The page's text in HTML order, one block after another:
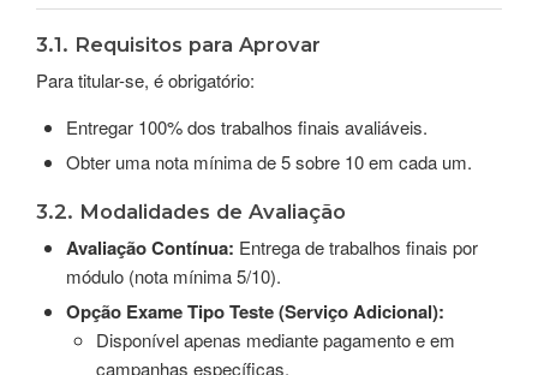
3.1. Requisitos para Aprovar
Para titular-se, é obrigatório:
Entregar 100% dos trabalhos finais avaliáveis.
Obter uma nota mínima de 5 sobre 10 em cada um.
3.2. Modalidades de Avaliação
Avaliação Contínua: Entrega de trabalhos finais por
módulo (nota mínima 5/10).
Opção Exame Tipo Teste (Serviço Adicional):
Disponível apenas mediante pagamento e em
campanhas específicas.